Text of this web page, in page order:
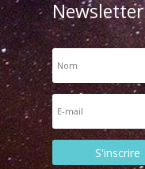
Newsletter
S'inscrire